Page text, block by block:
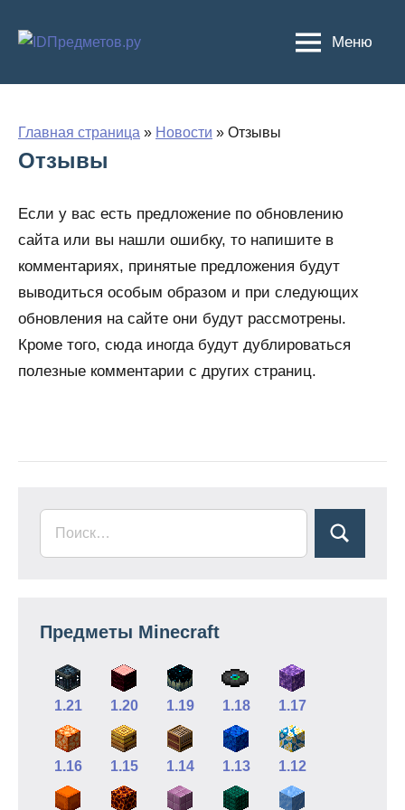
Меню
Главная страница » Новости » Отзывы
Отзывы
Если у вас есть предложение по обновлению
сайта или вы нашли ошибку, то напишите в
комментариях, принятые предложения будут
выводиться особым образом и при следующих
обновления на сайте они будут рассмотрены.
Кроме того, сюда иногда будут дублироваться
полезные комментарии с других страниц.
Предметы Minecraft
1.21 1.20 1.19 1.18 1.17
1.16 1.15 1.14 1.13 1.12